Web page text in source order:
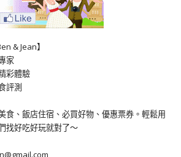
& Jean】
家
彩體驗
評測
食、飯店住宿、必買好物、優惠票券。輕鬆用
找好吃好玩就對了～